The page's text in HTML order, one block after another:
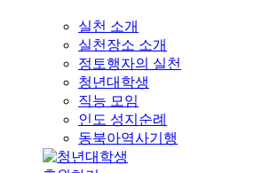
실천 소개
실천장소 소개
정토행자의 실천
청년대학생
직능 모임
인도 성지순례
동북아역사기행